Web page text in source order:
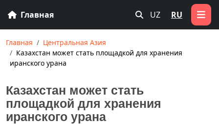
Главная UZ RU
Главная
Центральная Азия
Казахстан может стать площадкой для хранения
иранского урана
Казахстан может стать
площадкой для хранения
иранского урана